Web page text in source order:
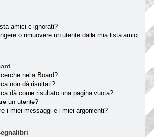
amici e ignorati?
o rimuovere un utente dalla mia lista amici
nella Board?
non dà risultati?
dà come risultato una pagina vuota?
un utente?
i miei messaggi e i miei argomenti?